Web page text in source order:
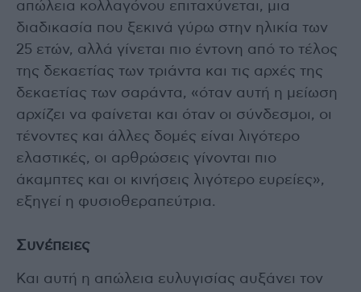
απώλεια κολλαγόνου επιταχύνεται, μια
διαδικασία που ξεκινά γύρω στην ηλικία των
25 ετών, αλλά γίνεται πιο έντονη από το τέλος
της δεκαετίας των τριάντα και τις αρχές της
δεκαετίας των σαράντα, «όταν αυτή η μείωση
αρχίζει να φαίνεται και όταν οι σύνδεσμοι, οι
τένοντες και άλλες δομές είναι λιγότερο
ελαστικές, οι αρθρώσεις γίνονται πιο
άκαμπτες και οι κινήσεις λιγότερο ευρείες»,
εξηγεί η φυσιοθεραπεύτρια.
Συνέπειες
Και αυτή η απώλεια ευλυγισίας αυξάνει τον